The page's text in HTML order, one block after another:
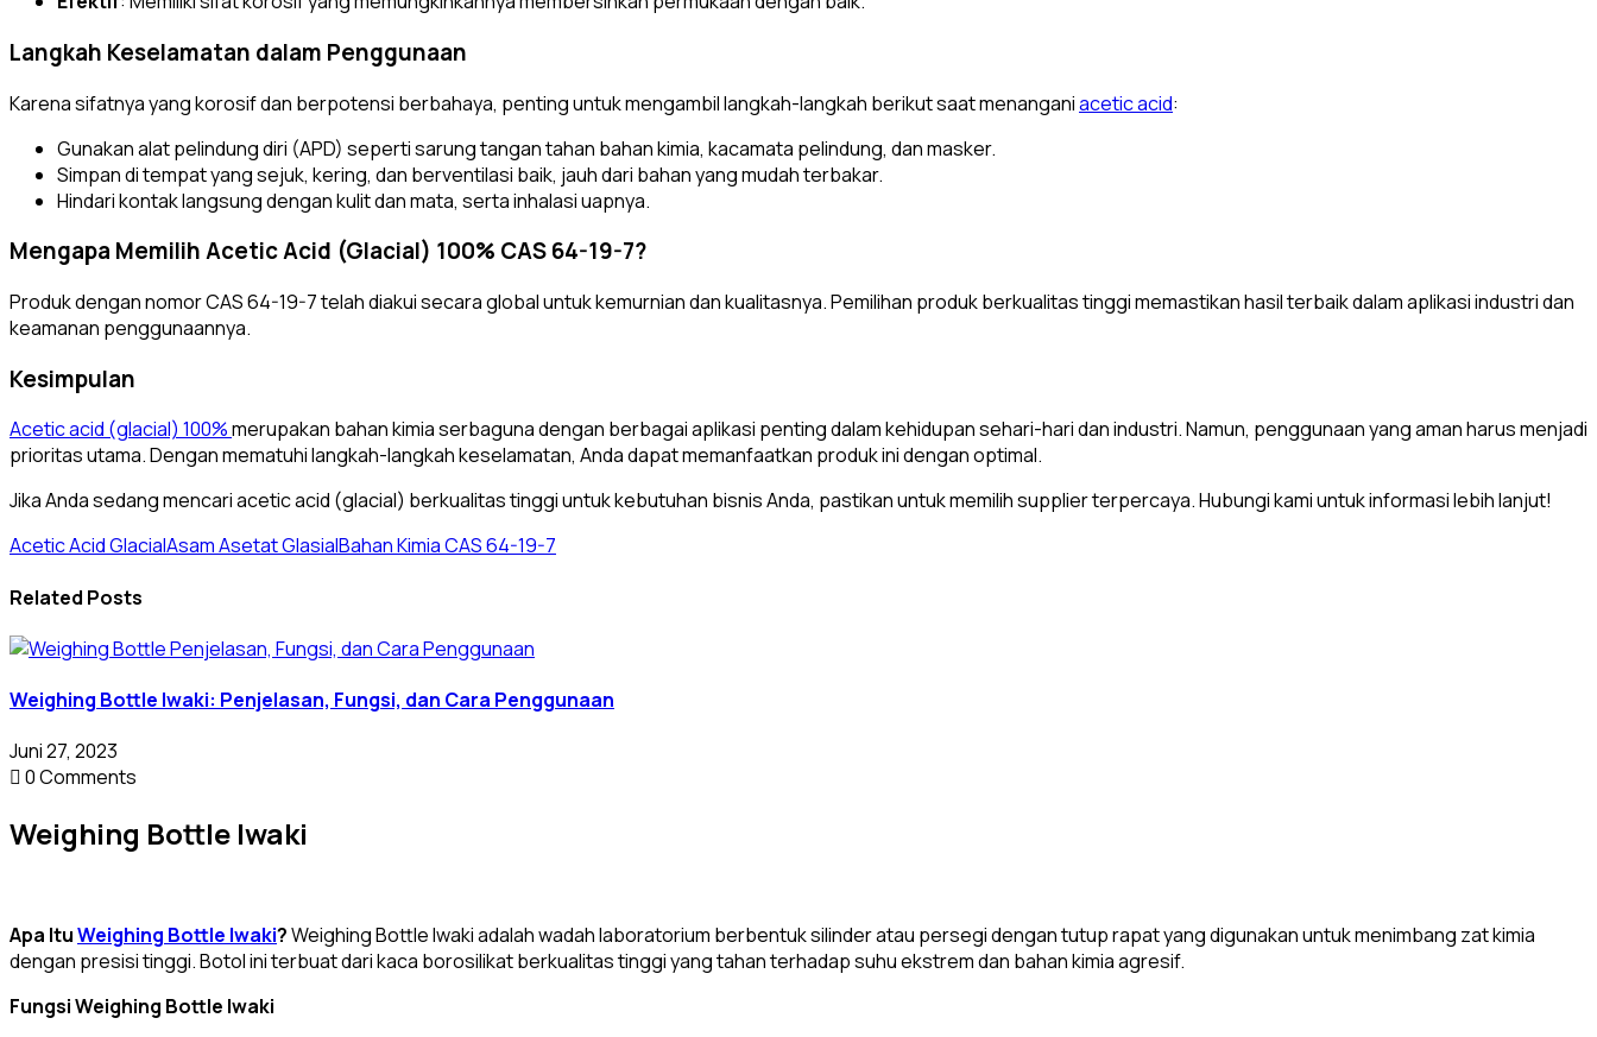
Langkah Keselamatan dalam Penggunaan
Karena sifatnya yang korosif dan berpotensi berbahaya, penting untuk mengambil langkah-langkah berikut saat menanganiacetic acid:
Gunakan alat pelindung diri (APD) seperti sarung tangan tahan bahan kimia, kacamata pelindung, dan masker.
Simpan di tempat yang sejuk, kering, dan berventilasi baik, jauh dari bahan yang mudah terbakar.
Hindari kontak langsung dengan kulit dan mata, serta inhalasi uapnya.
Mengapa Memilih Acetic Acid (Glacial) 100% CAS 64-19-7?
Produk dengan nomor CAS 64-19-7 telah diakui secara global untuk kemurnian dan kualitasnya. Pemilihan produk berkualitas tinggi memastikan hasil terbaik dalam aplikasi industri dan
keamanan penggunaannya.
Kesimpulan
Acetic acid (glacial) 100%merupakan bahan kimia serbaguna dengan berbagai aplikasi penting dalam kehidupan sehari-hari dan industri. Namun, penggunaan yang aman harus menjadi
prioritas utama. Dengan mematuhi langkah-langkah keselamatan, Anda dapat memanfaatkan produk ini dengan optimal.
Jika Anda sedang mencari acetic acid (glacial) berkualitas tinggi untuk kebutuhan bisnis Anda, pastikan untuk memilih supplier terpercaya. Hubungi kami untuk informasi lebih lanjut!
Acetic Acid GlacialAsam Asetat GlasialBahan Kimia CAS 64-19-7
Related Posts
Weighing Bottle Iwaki: Penjelasan, Fungsi, dan Cara Penggunaan
Juni 27, 2023
0 Comments
Weighing Bottle Iwaki
Apa ItuWeighing Bottle Iwaki?Weighing Bottle Iwaki adalah wadah laboratorium berbentuk silinder atau persegi dengan tutup rapat yang digunakan untuk menimbang zat kimia
dengan presisi tinggi. Botol ini terbuat dari kaca borosilikat berkualitas tinggi yang tahan terhadap suhu ekstrem dan bahan kimia agresif.
Fungsi Weighing Bottle Iwaki